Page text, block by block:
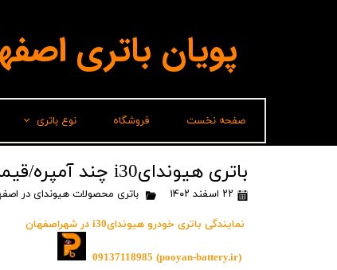
صفحه نخست فروشگاه نوع باتری
لیدر(پاسارگاد)
برناباتری
باتری شارک
سپاهان باتری
پویان باتری
باتری هیوندایi30 چند آمپره/قیمت باطری هیوندایi30
۲۲ اسفند ۱۴۰۲ باتری محصولات هیوندای در
نمایندگی باتری خودرو هیوندایi30 در شهراصفهان
(pooyan-battery.ir)
09137118985